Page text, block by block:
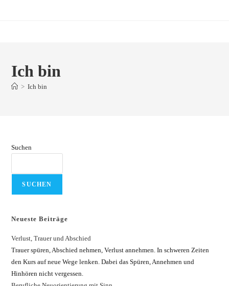
Ich bin
> Ich bin
Suchen
SUCHEN
Neueste Beiträge
Verlust, Trauer und Abschied
Trauer spüren, Abschied nehmen, Verlust annehmen. In schweren Zeiten
den Kurs auf neue Wege lenken. Dabei das Spüren, Annehmen und
Hinhören nicht vergessen.